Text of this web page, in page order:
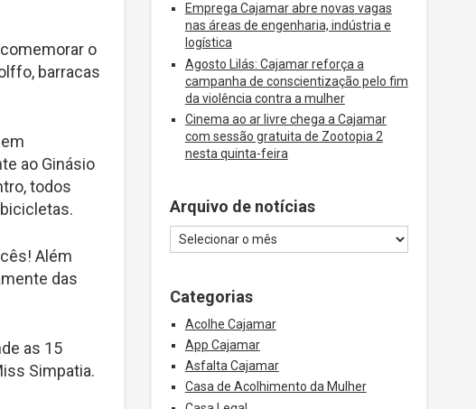
o
barracas
ao Ginásio
todos
Além
das
as 15
Simpatia.
Emprega Cajamar abre novas vagas
nas áreas de engenharia, indústria e
logística
Agosto Lilás: Cajamar reforça a
campanha de conscientização pelo fim
da violência contra a mulher
Cinema ao ar livre chega a Cajamar
com sessão gratuita de Zootopia 2
nesta quinta-feira
Arquivo de notícias
Categorias
Acolhe Cajamar
App Cajamar
Asfalta Cajamar
Casa de Acolhimento da Mulher